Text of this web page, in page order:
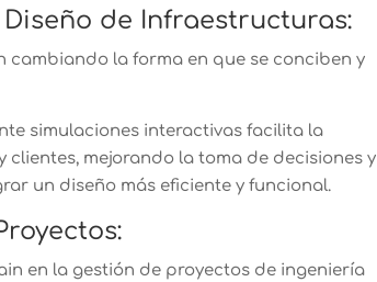
de Infraestructuras:
la forma en que se conciben y
simulaciones interactivas facilita la
mejorando la toma de decisiones y
un diseño más eficiente y funcional.
en la gestión de proyectos de ingeniería